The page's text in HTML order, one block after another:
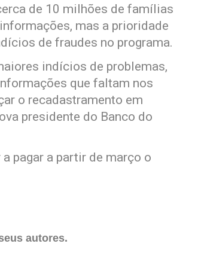
de 10 milhões de famílias
mas a prioridade
de fraudes no programa.
indícios de problemas,
que faltam nos
o recadastramento em
presidente do Banco do
pagar a partir de março o
autores.